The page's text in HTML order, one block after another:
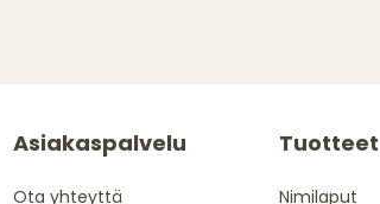
Asiakaspalvelu
Ota yhteyttä
Tuotteet
Nimilaput